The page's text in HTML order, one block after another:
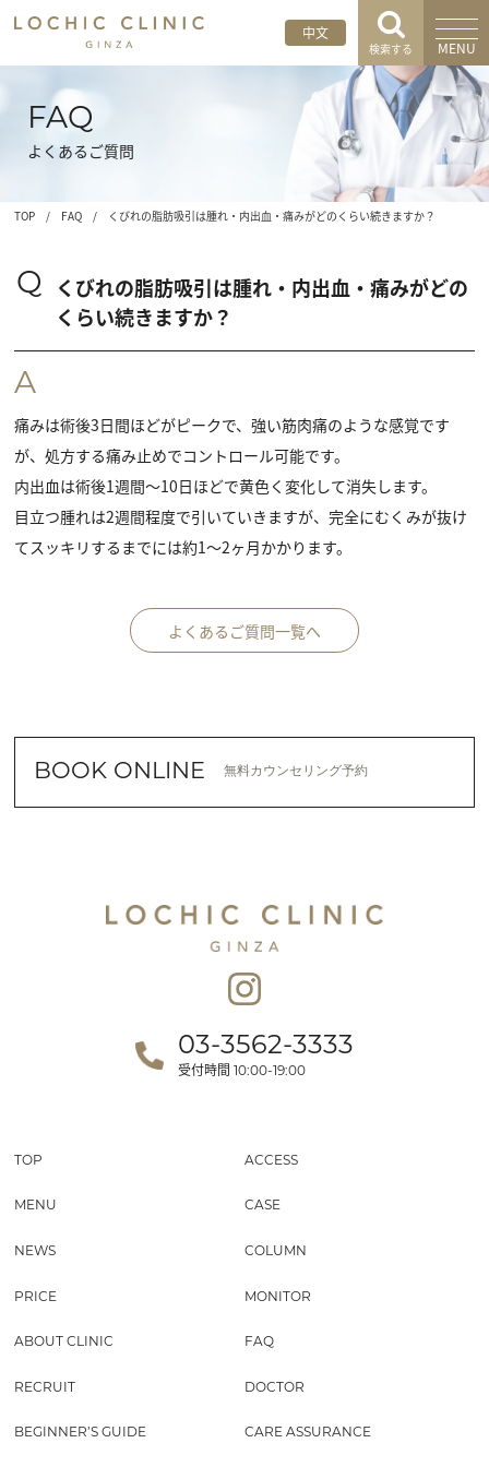
中文
検索する MENU
FAQ
よくあるご質問
TOP / FAQ / くびれの脂肪吸引は腫れ・内出血・痛みがどのくらい続きますか？
Q
くびれの脂肪吸引は腫れ・内出血・痛みがどの
くらい続きますか？
A
痛みは術後3日間ほどがピークで、強い筋肉痛のような感覚です
が、処方する痛み止めでコントロール可能です。
内出血は術後1週間〜10日ほどで黄色く変化して消失します。
目立つ腫れは2週間程度で引いていきますが、完全にむくみが抜け
てスッキリするまでには約1〜2ヶ月かかります。
よくあるご質問一覧へ
BOOK ONLINE 無料カウンセリング予約
03-3562-3333
受付時間 10:00-19:00
TOP ACCESS
MENU CASE
NEWS COLUMN
PRICE MONITOR
ABOUT CLINIC FAQ
RECRUIT DOCTOR
BEGINNER’S GUIDE CARE ASSURANCE